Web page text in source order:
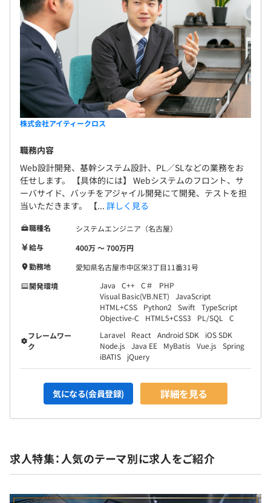
株式会社アイティークロス
職務内容
Web設計開発、基幹システム設計、PL／SLなどの業務をお
任せします。 【具体的には】 Webシステムのフロント、サ
ーバサイド、バッチをアジャイル開発にて開発、テストを担
当いただきます。 【... 詳しく見る
職種名
システムエンジニア（名古屋）
給与
400万 〜 700万円
勤務地
愛知県名古屋市中区栄3丁目11番31号
開発環境
Java C++ C＃
PHP
Visual Basic(VB.NET)
JavaScript
HTML+CSS
Python2 Swift
TypeScript
Objective-C
HTML5+CSS3 PL/SQL
C
フレームワー
ク
Laravel React Android SDK
iOS SDK
Node.js Java EE MyBatis Vue.js Spring
iBATIS
jQuery
気になる(会員登録) 詳細を見る
求人特集：人気のテーマ別に求人をご紹介